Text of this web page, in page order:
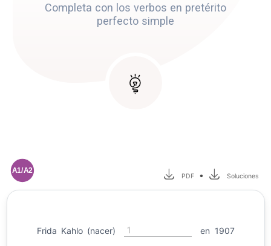
Completa con los verbos en pretérito
perfecto simple
A1/A2
PDF • Soluciones
Frida Kahlo (nacer) 1 en 1907